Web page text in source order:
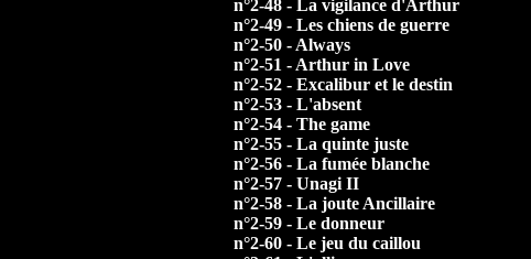
n°2-48 - La vigilance d'Arthur
n°2-49 - Les chiens de guerre
n°2-50 - Always
n°2-51 - Arthur in Love
n°2-52 - Excalibur et le destin
n°2-53 - L'absent
n°2-54 - The game
n°2-55 - La quinte juste
n°2-56 - La fumée blanche
n°2-57 - Unagi II
n°2-58 - La joute Ancillaire
n°2-59 - Le donneur
n°2-60 - Le jeu du caillou